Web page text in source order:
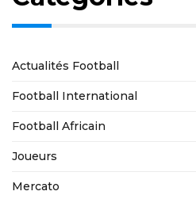
Actualités Football
Football International
Football Africain
Joueurs
Mercato